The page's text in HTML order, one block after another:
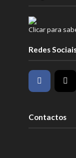
Clicar para
Redes
Contactos